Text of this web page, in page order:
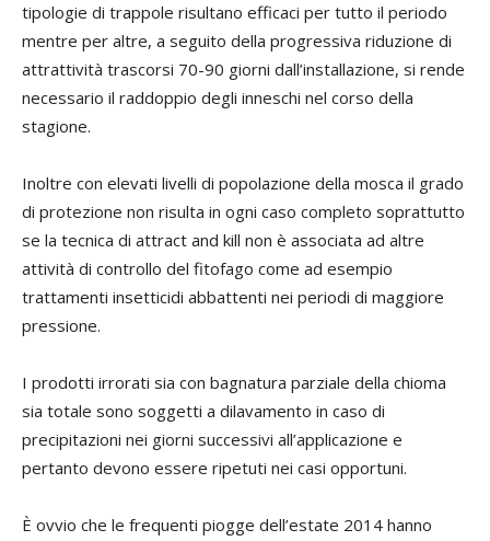
tipologie di trappole risultano efficaci per tutto il periodo
mentre per altre, a seguito della progressiva riduzione di
attrattività trascorsi 70-90 giorni dall’installazione, si rende
necessario il raddoppio degli inneschi nel corso della
stagione.
Inoltre con elevati livelli di popolazione della mosca il grado
di protezione non risulta in ogni caso completo soprattutto
se la tecnica di attract and kill non è associata ad altre
attività di controllo del fitofago come ad esempio
trattamenti insetticidi abbattenti nei periodi di maggiore
pressione.
I prodotti irrorati sia con bagnatura parziale della chioma
sia totale sono soggetti a dilavamento in caso di
precipitazioni nei giorni successivi all’applicazione e
pertanto devono essere ripetuti nei casi opportuni.
È ovvio che le frequenti piogge dell’estate 2014 hanno